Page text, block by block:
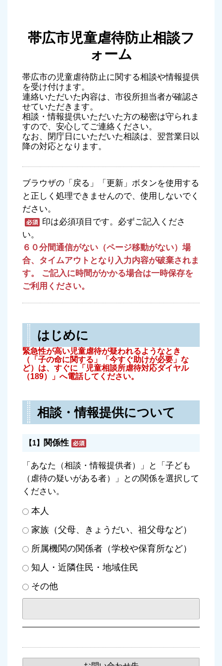
帯広市児童虐待防止相談フ
ォーム
帯広市の児童虐待防止に関する相談や情報提供
を受け付けます。
連絡いただいた内容は、市役所担当者が確認さ
せていただきます。
相談・情報提供いただいた方の秘密は守られま
すので、安心してご連絡ください。
なお、閉庁日にいただいた相談は、翌営業日以
降の対応となります。
ブラウザの「戻る」「更新」ボタンを使用する
と正しく処理できませんので、使用しないでく
ださい。
印は必須項目です。必ずご記入くださ
い。
６０分間通信がない（ページ移動がない）場
合、タイムアウトとなり入力内容が破棄されま
す。 ご記入に時間がかかる場合は一時保存を
ご利用ください。
はじめに
緊急性が高い児童虐待が疑われるようなとき
（「子の命に関する」「今すぐ助けが必要」な
ど）は、すぐに「児童相談所虐待対応ダイヤル
（189）」へ電話してください。
相談・情報提供について
【1】 関係性
「あなた（相談・情報提供者）」と「子ども
（虐待の疑いがある者）」との関係を選択して
ください。
本人
家族（父母、きょうだい、祖父母など）
所属機関の関係者（学校や保育所など）
知人・近隣住民・地域住民
その他